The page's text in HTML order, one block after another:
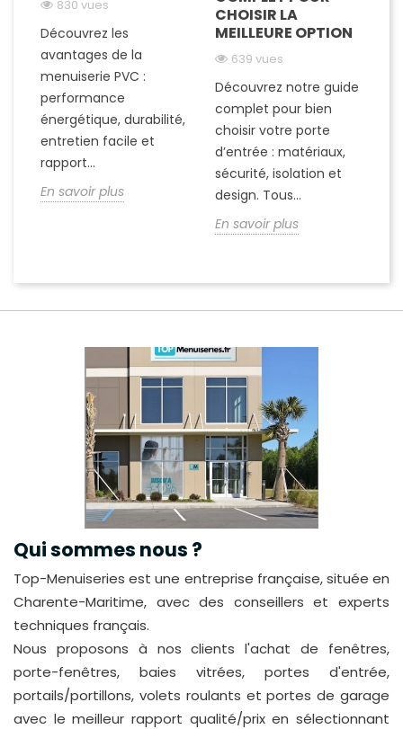
830 vues
Découvrez les
avantages de la
menuiserie PVC :
performance
énergétique, durabilité,
entretien facile et
rapport...
En savoir plus
CHOISIR LA
MEILLEURE OPTION
639 vues
Découvrez notre guide
complet pour bien
choisir votre porte
d’entrée : matériaux,
sécurité, isolation et
design. Tous...
En savoir plus
Qui sommes nous ?
Top-Menuiseries est une entreprise française, située en
Charente-Maritime, avec des conseillers et experts
techniques français.
Nous proposons à nos clients l'achat de fenêtres,
porte-fenêtres, baies vitrées, portes d'entrée,
portails/portillons, volets roulants et portes de garage
avec le meilleur rapport qualité/prix en sélectionnant